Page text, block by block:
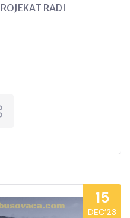
RADI
15
DEC’23